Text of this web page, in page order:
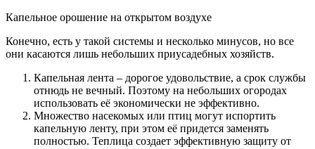
Капельное орошение на открытом воздухе
Конечно, есть у такой системы и несколько минусов, но все
они касаются лишь небольших приусадебных хозяйств.
Капельная лента – дорогое удовольствие, а срок службы
отнюдь не вечный. Поэтому на небольших огородах
использовать её экономически не эффективно.
Множество насекомых или птиц могут испортить
капельную ленту, при этом её придется заменять
полностью. Теплица создает эффективную защиту от